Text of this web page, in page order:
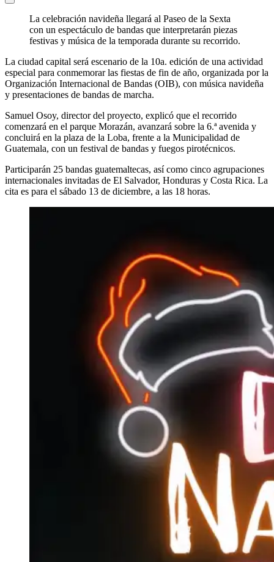
La celebración navideña llegará al Paseo de la Sexta
con un espectáculo de bandas que interpretarán piezas
festivas y música de la temporada durante su recorrido.
La ciudad capital será escenario de la 10a. edición de una actividad
especial para conmemorar las fiestas de fin de año, organizada por la
Organización Internacional de Bandas (OIB), con música navideña
y presentaciones de bandas de marcha.
Samuel Osoy, director del proyecto, explicó que el recorrido
comenzará en el parque Morazán, avanzará sobre la 6.ª avenida y
concluirá en la plaza de la Loba, frente a la Municipalidad de
Guatemala, con un festival de bandas y fuegos pirotécnicos.
Participarán 25 bandas guatemaltecas, así como cinco agrupaciones
internacionales invitadas de El Salvador, Honduras y Costa Rica. La
cita es para el sábado 13 de diciembre, a las 18 horas.